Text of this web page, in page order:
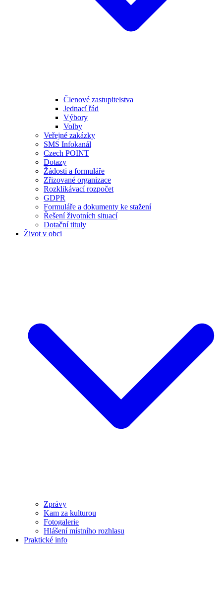
Členové zastupitelstva
Jednací řád
Výbory
Volby
Veřejné zakázky
SMS Infokanál
Czech POINT
Dotazy
Žádosti a formuláře
Zřizované organizace
Rozklikávací rozpočet
GDPR
Formuláře a dokumenty ke stažení
Řešení životních situací
Dotační tituly
Život v obci
Zprávy
Kam za kulturou
Fotogalerie
Hlášení místního rozhlasu
Praktické info